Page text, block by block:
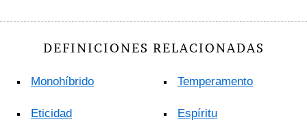
DEFINICIONES RELACIONADAS
Monohíbrido
Eticidad
Temperamento
Espíritu